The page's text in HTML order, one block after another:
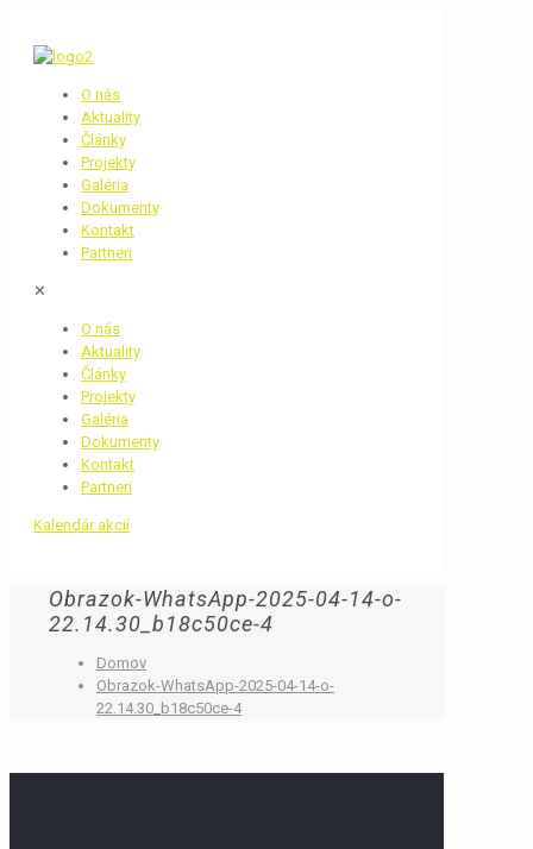
O nás
Aktuality
Články
Projekty
Galéria
Dokumenty
Kontakt
Partneri
✕
O nás
Aktuality
Články
Projekty
Galéria
Dokumenty
Kontakt
Partneri
Kalendár akcií
Obrazok-WhatsApp-2025-04-14-o-
22.14.30_b18c50ce-4
Domov
Obrazok-WhatsApp-2025-04-14-o-
22.14.30_b18c50ce-4